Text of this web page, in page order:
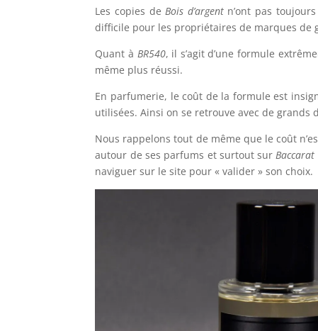
Les copies deBois d’argentn’ont pas
difficile pour les propriétaires de marques
Quant à BR540, il s’agit d’une formule
même plus réussi.
En parfumerie, le coût de la formule est
utilisées. Ainsi on se retrouve avec de grands
Nous rappelons tout de même que le coût
autour de ses parfums et surtout surBaccarat
naviguer sur le site pour « valider » son choix.